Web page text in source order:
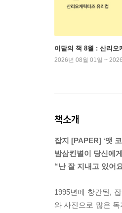
이달의 책 8월 : 산리오
2026년 08월 01일 ~
책소개
잡지 [PAPER] ‘앳
밤삼킨별이 당신에
“난 잘 지내고 있어
1995년에 창간된,
와 사진으로 많은